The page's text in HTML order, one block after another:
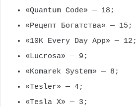
«Quantum Code» — 18;
«Рецепт Богатства» — 15;
«10K Every Day App» — 12;
«Lucrosa» — 9;
«Komarek System» — 8;
«Tesler» — 4;
«Tesla X» — 3;